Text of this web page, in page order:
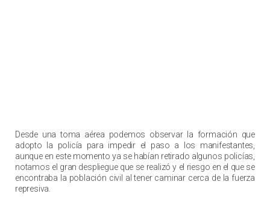
Desde una toma aérea podemos observar la formación que
adopto la policía para impedir el paso a los manifestantes,
aunque en este momento ya se habían retirado algunos policías,
notamos el gran despliegue que se realizó y el riesgo en el que se
encontraba la población civil al tener caminar cerca de la fuerza
represiva.